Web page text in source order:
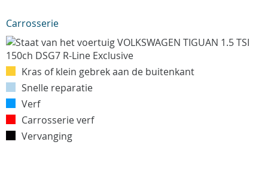
Carrosserie
Kras of klein gebrek aan de buitenkant
Snelle reparatie
Verf
Carrosserie verf
Vervanging